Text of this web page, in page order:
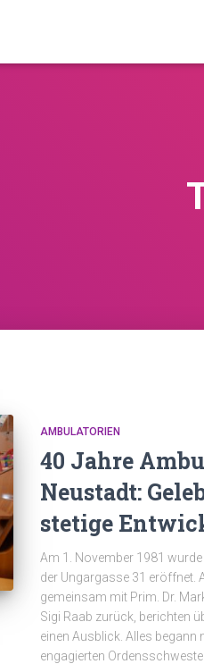
AMBULATORIEN
40 Jahre
Neustadt:
stetige
Am 1. November 1981
der Ungargasse 31 eröffnet.
gemeinsam mit Prim. Dr.
Sigi Raab zurück, berichten
einen Ausblick. Alles
engagierten